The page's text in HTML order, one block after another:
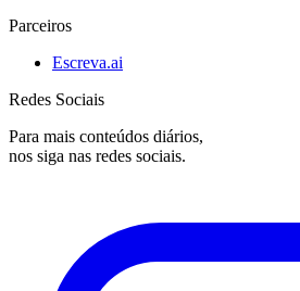
Parceiros
Escreva.ai
Redes Sociais
Para mais conteúdos diários,
nos siga nas redes sociais.